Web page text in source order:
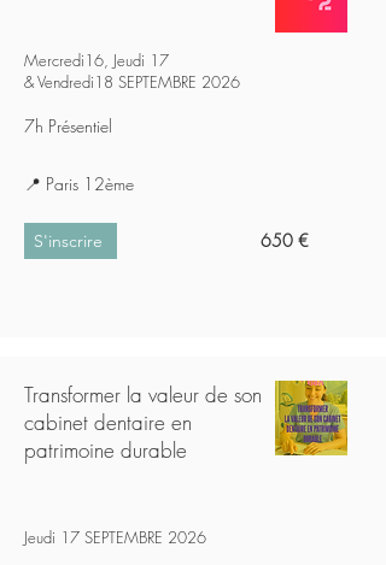
Mercredi16, Jeudi 17
& Vendredi18 SEPTEMBRE 2026
7h Présentiel
📍 Paris 12ème
S'inscrire 650 €
Transformer la valeur de son
cabinet dentaire en
patrimoine durable
Jeudi 17 SEPTEMBRE 2026